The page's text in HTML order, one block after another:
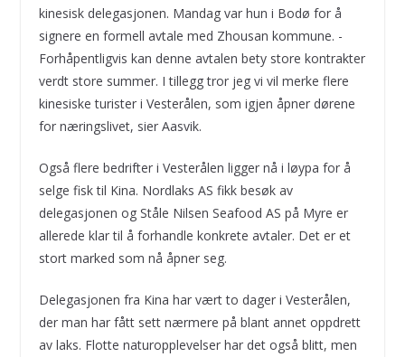
kinesisk delegasjonen. Mandag var hun i Bodø for å
signere en formell avtale med Zhousan kommune. -
Forhåpentligvis kan denne avtalen bety store kontrakter
verdt store summer. I tillegg tror jeg vi vil merke flere
kinesiske turister i Vesterålen, som igjen åpner dørene
for næringslivet, sier Aasvik.
Også flere bedrifter i Vesterålen ligger nå i løypa for å
selge fisk til Kina. Nordlaks AS fikk besøk av
delegasjonen og Ståle Nilsen Seafood AS på Myre er
allerede klar til å forhandle konkrete avtaler. Det er et
stort marked som nå åpner seg.
Delegasjonen fra Kina har vært to dager i Vesterålen,
der man har fått sett nærmere på blant annet oppdrett
av laks. Flotte naturopplevelser har det også blitt, men